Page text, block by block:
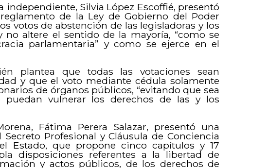
independiente, Silvia López Escoffié, presentó
de la Ley de Gobierno del Poder
votos de abstención de las legisladoras y los
no altere el sentido de la mayoría, “como se
parlamentaria” y como se ejerce en el
plantea que todas las votaciones sean
y que el voto mediante cédula solamente
de órganos públicos, “evitando que sea
vulnerar los derechos de las y los
Fátima Perera Salazar, presentó una
Profesional y Cláusula de Conciencia
Estado, que propone cinco capítulos y 17
disposiciones referentes a la libertad de
y actos públicos, de los derechos de